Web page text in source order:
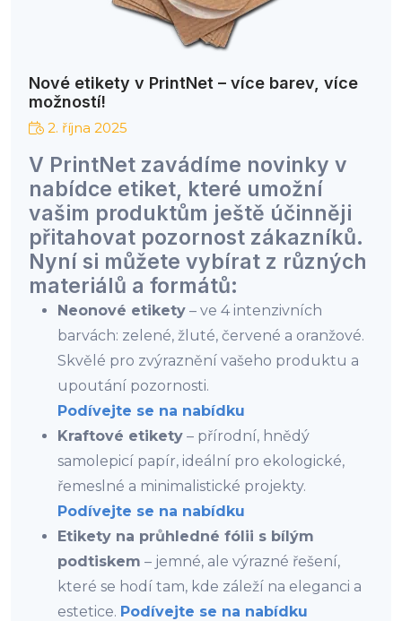
Nové etikety v PrintNet – více barev, více
možností!
2. října 2025
V PrintNet zavádíme novinky v
nabídce etiket, které umožní
vašim produktům ještě účinněji
přitahovat pozornost zákazníků.
Nyní si můžete vybírat z různých
materiálů a formátů:
Neonové etikety – ve 4 intenzivních
barvách: zelené, žluté, červené a oranžové.
Skvělé pro zvýraznění vašeho produktu a
upoutání pozornosti.
Podívejte se na nabídku
Kraftové etikety – přírodní, hnědý
samolepicí papír, ideální pro ekologické,
řemeslné a minimalistické projekty.
Podívejte se na nabídku
Etikety na průhledné fólii s bílým
podtiskem – jemné, ale výrazné řešení,
které se hodí tam, kde záleží na eleganci a
estetice. Podívejte se na nabídku